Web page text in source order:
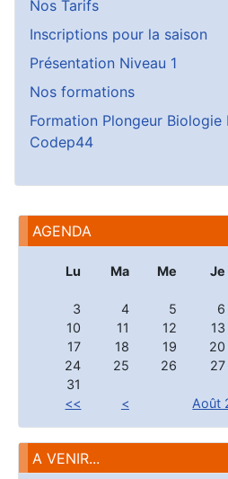
AGENDA
Lu Ma Me Je
3
4 5 6
10
11 12 13
17
18 19 20
24
25 26 27
31
<<
< Août
A VENIR...
Nos Tarifs
Inscriptions pour la saison
Présentation Niveau 1
Nos formations
Formation Plongeur Biologie
Codep44